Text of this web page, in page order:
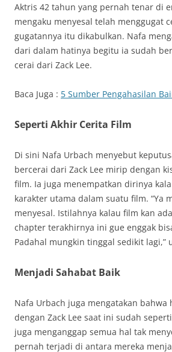
Aktris 42 tahun yang pernah tenar di
mengaku menyesal telah menggugat
gugatannya itu dikabulkan. Nafa
dari dalam hatinya begitu ia sudah
cerai dari Zack Lee.
Baca Juga : 5 Sumber Pengahasilan
Seperti Akhir Cerita Film
Di sini Nafa Urbach menyebut
bercerai dari Zack Lee mirip dengan
film. Ia juga menempatkan dirinya
karakter utama dalam suatu film. “Ya
menyesal. Istilahnya kalau film kan
chapter terakhirnya ini gue enggak
Padahal mungkin tinggal sedikit lagi,”
Menjadi Sahabat Baik
Nafa Urbach juga mengatakan bahwa
dengan Zack Lee saat ini sudah
juga menganggap semua hal tak
pernah terjadi di antara mereka